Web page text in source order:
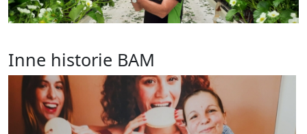
Inne historie BAM